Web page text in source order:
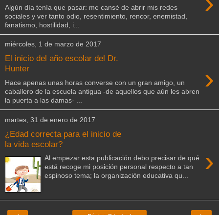
Algún día tenía que pasar: me cansé de abrir mis redes
sociales y ver tanto odio, resentimiento, rencor, enemistad,
fanatismo, hostilidad, i...
miércoles, 1 de marzo de 2017
El inicio del año escolar del Dr.
Hunter
›
Hace apenas unas horas converse con un gran amigo, un
caballero de la escuela antigua -de aquellos que aún les abren
la puerta a las damas- ...
martes, 31 de enero de 2017
¿Edad correcta para el inicio de
la vida escolar?
›
Al empezar esta publicación debo precisar de qué
está recoge mi posición personal respecto a tan
espinoso tema; la organización educativa qu...